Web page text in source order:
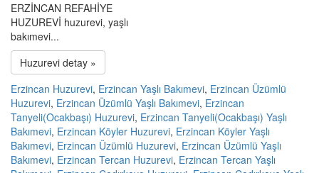
ERZİNCAN REFAHİYE
HUZUREVİ huzurevi, yaşlı
bakımevi...
Huzurevi detay »
Erzincan Huzurevi, Erzincan Yaşlı Bakımevi, Erzincan Üzümlü
Huzurevi, Erzincan Üzümlü Yaşlı Bakımevi, Erzincan
Tanyeli(Ocakbaşı) Huzurevi, Erzincan Tanyeli(Ocakbaşı) Yaşlı
Bakımevi, Erzincan Köyler Huzurevi, Erzincan Köyler Yaşlı
Bakımevi, Erzincan Üzümlü Huzurevi, Erzincan Üzümlü Yaşlı
Bakımevi, Erzincan Tercan Huzurevi, Erzincan Tercan Yaşlı